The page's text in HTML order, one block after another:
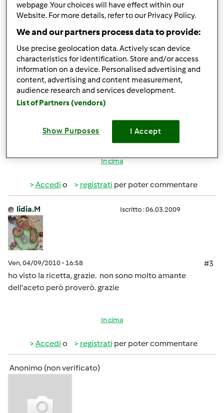
m.assu (non verificato)
Gio, 04/08/2010 - 19:21
Ho appena inserito una ricetta veloce e pratica
In cima
Accedi o registrati per poter commentare
lidia.M Iscritto : 06.03.2009
Ven, 04/09/2010 - 16:58
#3
ho visto la ricetta, grazie. non sono molto amante
dell'aceto però proverò. grazie
In cima
Accedi o registrati per poter commentare
Anonimo (non verificato)
webpage .Your choices will have effect within our
Website. For more details, refer to our Privacy Policy.
We and our partners process data to provide:
Use precise geolocation data. Actively scan device
characteristics for identification. Store and/or access
information on a device. Personalised advertising and
content, advertising and content measurement,
audience research and services development.
List of Partners (vendors)
Show Purposes I Accept